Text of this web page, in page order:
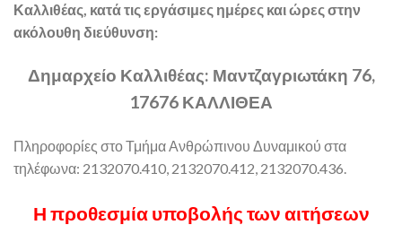
Καλλιθέας, κατά τις εργάσιμες ημέρες και ώρες στην
ακόλουθη διεύθυνση:
Δημαρχείο Καλλιθέας: Μαντζαγριωτάκη 76,
17676 ΚΑΛΛΙΘΕΑ
Πληροφορίες στο Τμήμα Ανθρώπινου Δυναμικού στα
τηλέφωνα: 2132070.410, 2132070.412, 2132070.436.
Η προθεσμία υποβολής των αιτήσεων